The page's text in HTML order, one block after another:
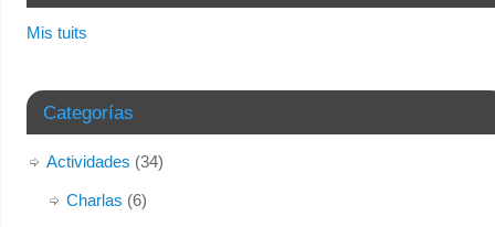
Mis tuits
Categorías
Actividades (34)
Charlas (6)